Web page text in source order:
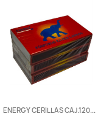
ENERGY CERILLAS CAJ.120...